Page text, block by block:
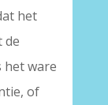
het
de
het ware
of